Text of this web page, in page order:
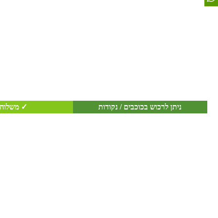
ניתן לרכוש בכוכבים / נקודות ✓